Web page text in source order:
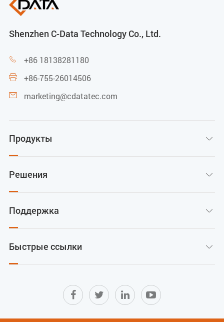
Shenzhen C-Data Technology Co., Ltd.
 +86 18138281180
 +86-755-26014506
 marketing@cdatatec.com
Продукты 
Решения 
Поддержка 
Быстрые ссылки 